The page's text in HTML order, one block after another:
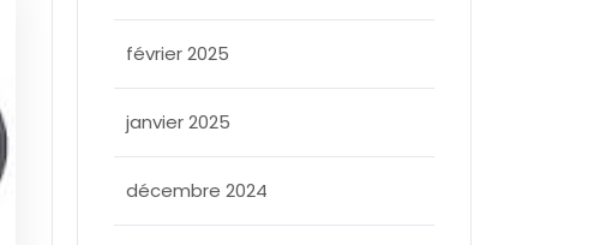
février 2025
janvier 2025
décembre 2024